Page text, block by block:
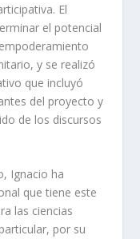
El
el potencial
y se realizó
que incluyó
del proyecto y
de los discursos
Ignacio ha
que tiene este
las ciencias
por su